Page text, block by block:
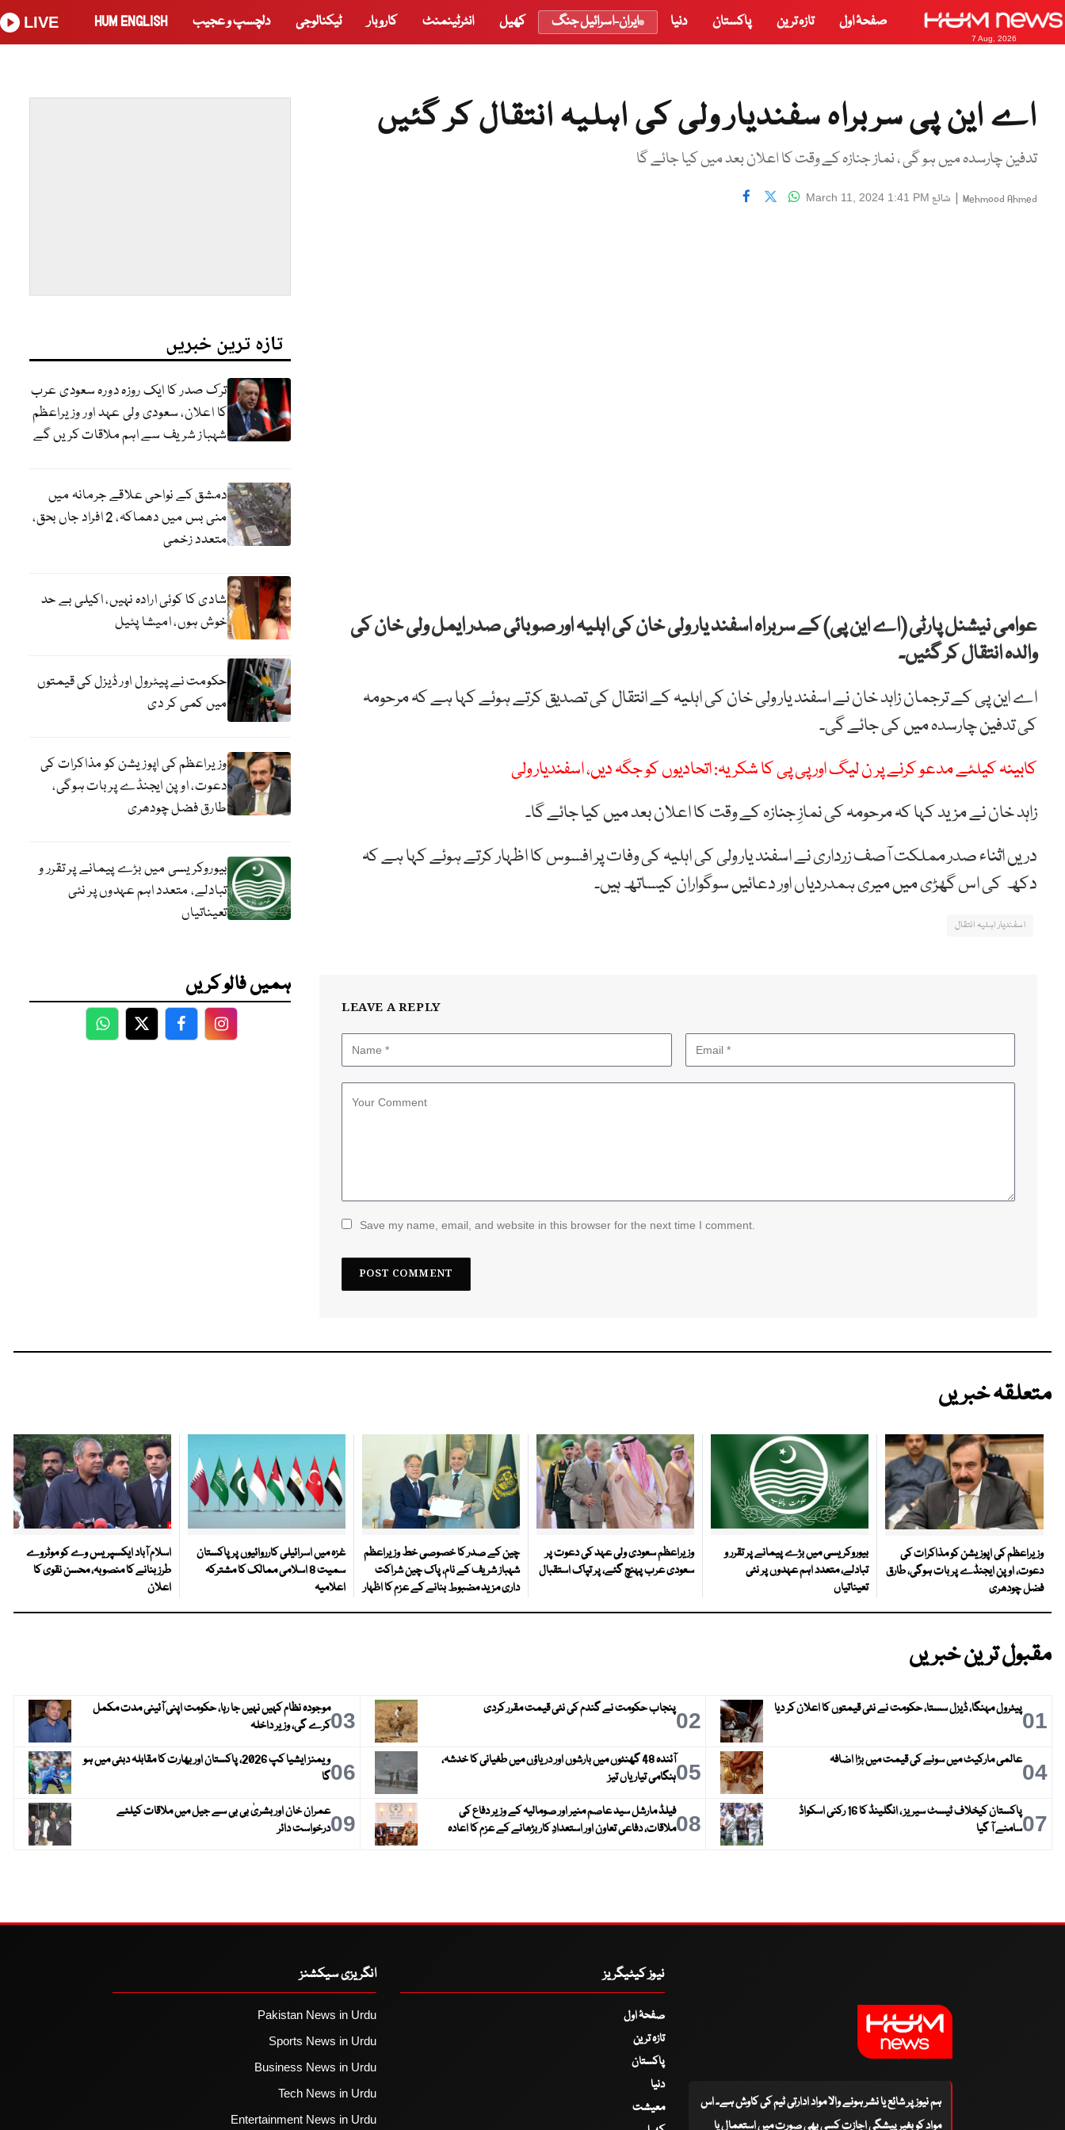
7 Aug, 2026
صفحۂ اول تازہ ترین پاکستان دنیا ایران-اسرائیل جنگ کھیل انٹرٹینمنٹ کاروبار ٹیکنالوجی دلچسپ و عجیب HUM ENGLISH
LIVE
اے این پی سربراہ سفندیار ولی کی اہلیہ انتقال کر گئیں
تدفین چارسدہ میں ہو گی ، نماز جنازہ کے وقت کا اعلان بعد میں کیا جائے گا
Mehmood Ahmed
| شائع March 11, 2024 1:41 PM
عوامی نیشنل پارٹی (اے این پی) کے سربراہ اسفند یار ولی خان کی اہلیہ اور صوبائی صدر ایمل ولی خان کی
والدہ انتقال کر گئیں۔
اے این پی کے ترجمان زاہد خان نے اسفند یار ولی خان کی اہلیہ کے انتقال کی تصدیق کرتے ہوئے کہا ہے کہ مرحومہ
کی تدفین چارسدہ میں کی جائے گی۔
کابینہ کیلئے مدعو کرنے پر ن لیگ اور پی پی کا شکریہ: اتحادیوں کو جگہ دیں، اسفندیار ولی
زاہد خان نے مزید کہا کہ مرحومہ کی نمازِ جنازہ کے وقت کا اعلان بعد میں کیا جائے گا۔
دریں اثناء صدر مملکت آصف زرداری نے اسفند یار ولی کی اہلیہ کی وفات پر افسوس کا اظہار کرتے ہوئے کہا ہے کہ
دکھ کی اس گھڑی میں میری ہمدردیاں اور دعائیں سوگواران کیساتھ ہیں۔
اسفندیار اہلیہ انتقال
LEAVE A REPLY
Save my name, email, and website in this browser for the next time I comment.
تازہ ترین خبریں
ترک صدر کا ایک روزہ دورہ سعودی عرب
کا اعلان، سعودی ولی عہد اور وزیراعظم
شہباز شریف سے اہم ملاقات کریں گے
دمشق کے نواحی علاقے جرمانہ میں
منی بس میں دھماکہ، 2 افراد جاں بحق،
متعدد زخمی
شادی کا کوئی ارادہ نہیں، اکیلی بے حد
خوش ہوں، امیشا پٹیل
حکومت نے پیٹرول اور ڈیزل کی قیمتوں
میں کمی کر دی
وزیراعظم کی اپوزیشن کو مذاکرات کی
دعوت، اوپن ایجنڈے پر بات ہوگی،
طارق فضل چودھری
بیوروکریسی میں بڑے پیمانے پر تقرر و
تبادلے، متعدد اہم عہدوں پر نئی
تعیناتیاں
ہمیں فالو کریں
WhatsApp
TwitterFacebookFacebook
متعلقہ خبریں
وزیراعظم کی اپوزیشن کو مذاکرات کی
دعوت، اوپن ایجنڈے پر بات ہوگی، طارق
فضل چودھری
بیوروکریسی میں بڑے پیمانے پر تقرر و
تبادلے، متعدد اہم عہدوں پر نئی
تعیناتیاں
وزیراعظم سعودی ولی عہد کی دعوت پر
سعودی عرب پہنچ گئے، پر تپاک استقبال
چین کے صدر کا خصوصی خط وزیراعظم
شہباز شریف کے نام، پاک چین شراکت
داری مزید مضبوط بنانے کے عزم کا اظہار
غزہ میں اسرائیلی کارروائیوں پر پاکستان
سمیت 8 اسلامی ممالک کا مشترکہ
اعلامیہ
اسلام آباد ایکسپریس وے کو موٹروے
طرز بنانے کا منصوبہ، محسن نقوی کا
اعلان
مقبول ترین خبریں
01پیٹرول مہنگا، ڈیزل سستا، حکومت نے نئی قیمتوں کا اعلان کر دیا 02پنجاب حکومت نے گندم کی نئی قیمت مقرر کردی 03موجودہ نظام کہیں نہیں جا رہا، حکومت اپنی آئینی مدت مکمل
کرے گی، وزیر داخلہ
04عالمی مارکیٹ میں سونے کی قیمت میں بڑا اضافہ 05
آئندہ 48 گھنٹوں میں بارشوں اور دریاؤں میں طغیانی کا خدشہ،
ہنگامی تیاریاں تیز
06
ویمنز ایشیا کپ 2026، پاکستان اور بھارت کا مقابلہ دبئی میں ہو
گا
07
پاکستان کیخلاف ٹیسٹ سیریز ، انگلینڈ کا 16 رکنی اسکواڈ
سامنے آ گیا
08فیلڈ مارشل سید عاصم منیر اور صومالیہ کے وزیر دفاع کی
ملاقات، دفاعی تعاون اور استعدادِ کار بڑھانے کے عزم کا اعادہ
09عمران خان اور بشریٰ بی بی سے جیل میں ملاقات کیلئے
درخواست دائر
ہم نیوز پر شائع یا نشر ہونے والا مواد ادارتی ٹیم کی کاوش ہے۔ اس
مواد کو بغیر پیشگی اجازت کسی بھی صورت میں استعمال یا
نیوز کیٹیگریز
صفحۂ اول
تازہ ترین
پاکستان
دنیا
معیشت
انگریزی سیکشنز
Pakistan News in Urdu
Sports News in Urdu
Business News in Urdu
Tech News in Urdu
Entertainment News in Urdu